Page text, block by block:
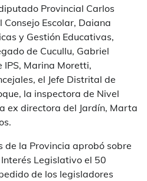
Provincial Carlos
Escolar, Daiana
y Gestión Educativas,
de Cucullu, Gabriel
Marina Moretti,
el Jefe Distrital de
la inspectora de Nivel
ex directora del Jardín, Marta
de la Provincia aprobó sobre
Legislativo el 50
de los legisladores